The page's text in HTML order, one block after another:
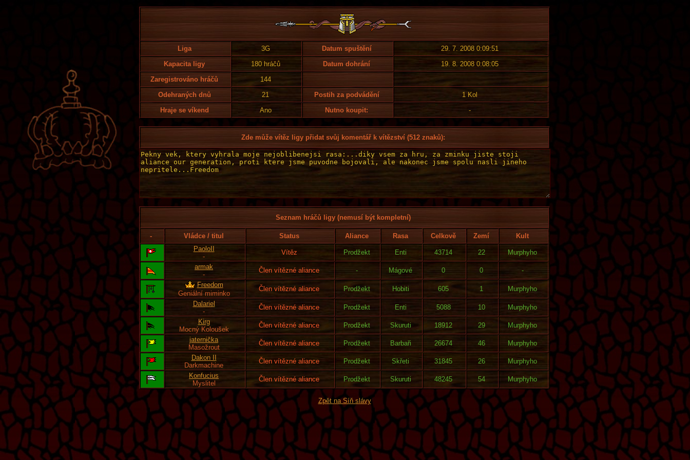
Liga 3G Datum spuštění
29. 7. 2008 0:09:51
Kapacita ligy
180 hráčů Datum dohrání
19. 8. 2008 0:08:05
Zaregistrováno hráčů
144
Odehraných dnů
21 Postih za podvádění
1 Kol
Hraje se víkend
Ano Nutno koupit: -
Zde může vítěz ligy přidat svůj komentář k vítězství (512 znaků):
Seznam hráčů ligy (nemusí být kompletní)
- Vládce / titul Status Aliance Rasa Celkově Zemí
Kult
PaoloII
-
Vítěz Prodžekt Enti 43714 22
Murphyho
armak
-
Člen vítězné aliance - Mágové 0 0
-
Freedom
Geniální miminko
Člen vítězné aliance Prodžekt Hobiti 605 1
Murphyho
Dalariel
-
Člen vítězné aliance Prodžekt Enti 5088 10
Murphyho
Kirg
Mocný Koloušek
Člen vítězné aliance Prodžekt Skuruti 18912 29
Murphyho
jaternička
Masožrout
Člen vítězné aliance Prodžekt Barbaři 26674 46
Murphyho
Dakon II
Darkmachine
Člen vítězné aliance Prodžekt Skřeti 31845 26
Murphyho
Konfucius
Myslitel
Člen vítězné aliance Prodžekt Skuruti 48245 54 Murphyho
Zpět na Síň slávy